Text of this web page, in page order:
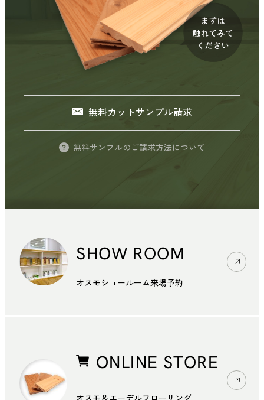
無料カットサンプル請求
無料サンプルのご請求方法について
SHOW ROOM
オスモショールーム来場予約
ONLINE STORE